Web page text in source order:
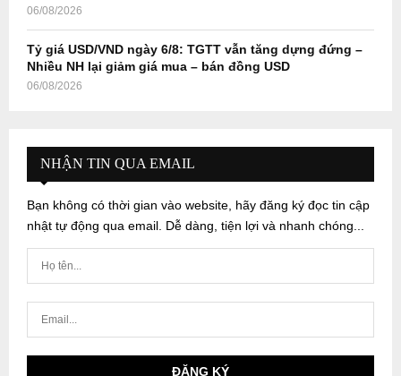
06/08/2026
Tỷ giá USD/VND ngày 6/8: TGTT vẫn tăng dựng đứng –
Nhiều NH lại giảm giá mua – bán đồng USD
06/08/2026
NHẬN TIN QUA EMAIL
Bạn không có thời gian vào website, hãy đăng ký đọc tin cập
nhật tự động qua email. Dễ dàng, tiện lợi và nhanh chóng...